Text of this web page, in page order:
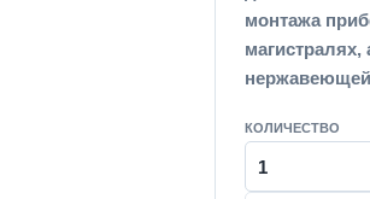
монтажа
КОЛИЧЕСТВО